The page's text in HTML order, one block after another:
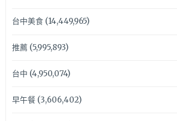
台中美食(14,449,965)
推薦(5,995,893)
台中 (4,950,074)
早午餐(3,606,402)